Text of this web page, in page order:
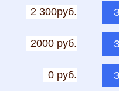
2 300руб.
2000 руб.
0 руб.